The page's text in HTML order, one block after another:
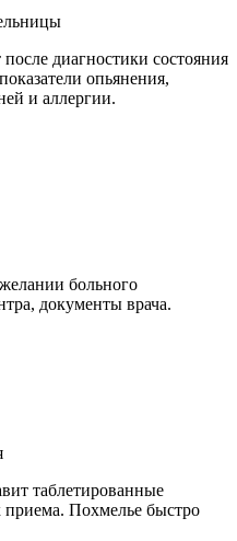
диагностики состояния
опьянения,
и аллергии.
больного
документы врача.
таблетированные
приема. Похмелье быстро